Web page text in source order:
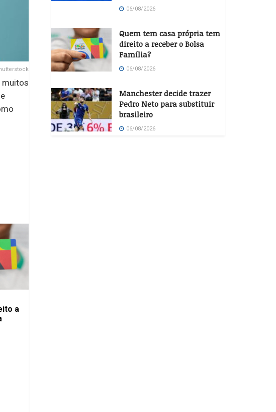
muitos
a
06/08/2026
Quem tem casa própria tem
direito a receber o Bolsa
Família?
06/08/2026
Manchester decide trazer
Pedro Neto para substituir
brasileiro
06/08/2026